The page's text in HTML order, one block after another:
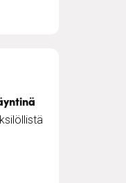
koti- ja